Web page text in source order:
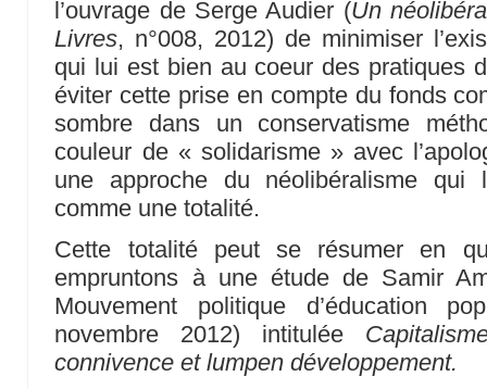
l’ouvrage de Serge Audier (Un
Livres, n°008, 2012) de minimiser
qui lui est bien au coeur des pratiques
éviter cette prise en compte du fonds
sombre dans un conservatisme
couleur de « solidarisme » avec
une approche du néolibéralisme qui
comme une totalité.
Cette totalité peut se résumer en
empruntons à une étude de Samir
Mouvement politique d’éducation
novembre 2012) intitulée
connivence et lumpen développement.